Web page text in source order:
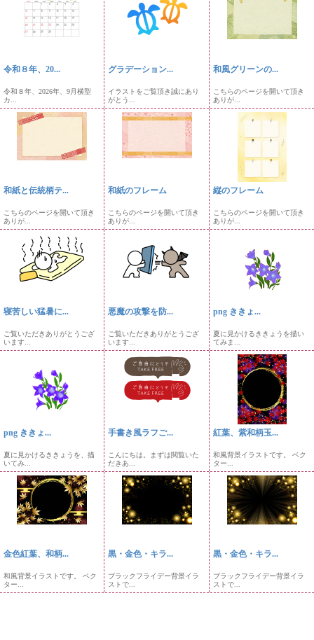
令和８年、20...
令和８年、2026年、9月横型
カ...
グラデーション...
イラストをご覧頂き誠にあり
がとう...
和風グリーンの...
こちらのページを開いて頂き
ありが...
和紙と伝統柄テ...
こちらのページを開いて頂き
ありが...
和紙のフレーム
こちらのページを開いて頂き
ありが...
縦のフレーム
こちらのページを開いて頂き
ありが...
寝苦しい猛暑に...
ご覧いただきありがとうござ
います...
悪魔の攻撃を防...
ご覧いただきありがとうござ
います...
png ききょ...
夏に見かけるききょうを描い
てみま...
png ききょ...
夏に見かけるききょうを、描
いてみ...
手書き風ラフご...
こんにちは。まずは閲覧いた
だきあ...
紅葉、紫和柄玉...
和風背景イラストです。 ベク
ター...
金色紅葉、和柄...
和風背景イラストです。 ベク
ター...
黒・金色・キラ...
ブラックフライデー背景イラ
ストで...
黒・金色・キラ...
ブラックフライデー背景イラ
ストで...